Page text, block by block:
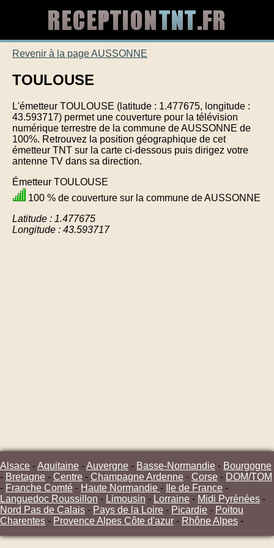
Revenir à la page AUSSONNE
TOULOUSE
L'émetteur TOULOUSE (latitude : 1.477675, longitude :
43.593717) permet une couverture pour la télévision
numérique terrestre de la commune de AUSSONNE de
100%. Retrouvez la position géographique de cet
émetteur TNT sur la carte ci-dessous puis dirigez votre
antenne TV dans sa direction.
Émetteur TOULOUSE
100 % de couverture sur la commune de AUSSONNE
Latitude : 1.477675
Longitude : 43.593717
Alsace -Aquitaine -Auvergne - Basse-Normandie - Bourgogne
- Bretagne - Centre - Champagne Ardenne - Corse - DOM/TOM
- Franche Comté - Haute Normandie - Ile de France -
Languedoc Roussillon - Limousin - Lorraine - Midi Pyrénées -
Nord Pas de Calais - Pays de la Loire - Picardie - Poitou
Charentes - Provence Alpes Côte d'azur - Rhône Alpes -